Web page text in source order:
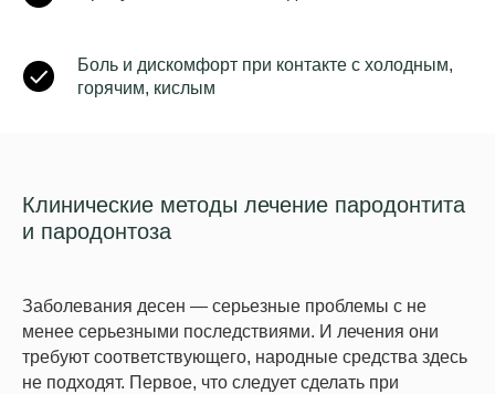
Боль и дискомфорт при контакте с холодным,
горячим, кислым
Клинические методы лечение пародонтита
и пародонтоза
Заболевания десен — серьезные проблемы с не
менее серьезными последствиями. И лечения они
требуют соответствующего, народные средства здесь
не подходят. Первое, что следует сделать при